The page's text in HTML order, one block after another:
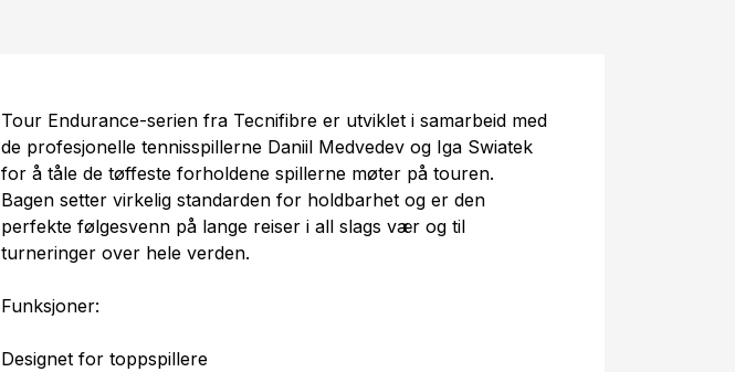
Tour Endurance-serien fra Tecnifibre er utviklet i samarbeid med
de profesjonelle tennisspillerne Daniil Medvedev og Iga Swiatek
for å tåle de tøffeste forholdene spillerne møter på touren.
Bagen setter virkelig standarden for holdbarhet og er den
perfekte følgesvenn på lange reiser i all slags vær og til
turneringer over hele verden.
Funksjoner:
Designet for toppspillere